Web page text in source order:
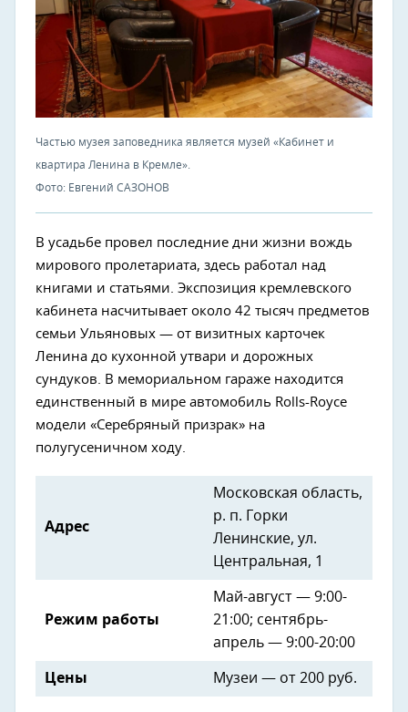
Частью музея заповедника является музей «Кабинет и
квартира Ленина в Кремле».
Фото: Евгений САЗОНОВ
В усадьбе провел последние дни жизни вождь
мирового пролетариата, здесь работал над
книгами и статьями. Экспозиция кремлевского
кабинета насчитывает около 42 тысяч предметов
семьи Ульяновых — от визитных карточек
Ленина до кухонной утвари и дорожных
сундуков. В мемориальном гараже находится
единственный в мире автомобиль Rolls-Royce
модели «Серебряный призрак» на
полугусеничном ходу.
Адрес
Московская область,
р. п. Горки
Ленинские, ул.
Центральная, 1
Режим работы
Май-август — 9:00-
21:00; сентябрь-
апрель — 9:00-20:00
Цены Музеи — от 200 руб.